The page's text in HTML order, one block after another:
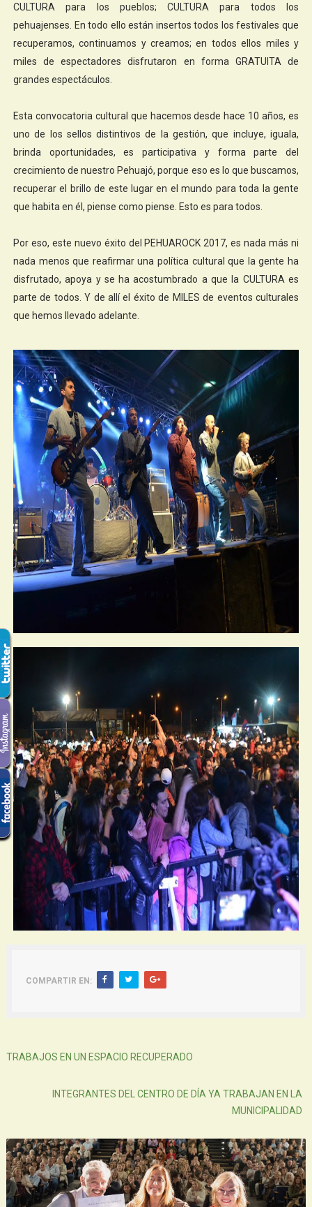
CULTURA para los pueblos; CULTURA para todos los
pehuajenses. En todo ello están insertos todos los festivales que
recuperamos, continuamos y creamos; en todos ellos miles y
miles de espectadores disfrutaron en forma GRATUITA de
grandes espectáculos.
Esta convocatoria cultural que hacemos desde hace 10 años, es
uno de los sellos distintivos de la gestión, que incluye, iguala,
brinda oportunidades, es participativa y forma parte del
crecimiento de nuestro Pehuajó, porque eso es lo que buscamos,
recuperar el brillo de este lugar en el mundo para toda la gente
que habita en él, piense como piense. Esto es para todos.
Por eso, este nuevo éxito del PEHUAROCK 2017, es nada más ni
nada menos que reafirmar una política cultural que la gente ha
disfrutado, apoya y se ha acostumbrado a que la CULTURA es
parte de todos. Y de allí el éxito de MILES de eventos culturales
que hemos llevado adelante.
COMPARTIR EN:
TRABAJOS EN UN ESPACIO RECUPERADO
INTEGRANTES DEL CENTRO DE DÍA YA TRABAJAN EN LA
MUNICIPALIDAD